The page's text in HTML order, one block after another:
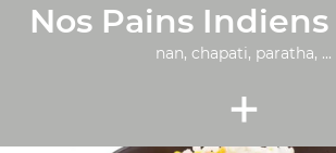
Nos Pains
nan, chapati, paratha, ...
+